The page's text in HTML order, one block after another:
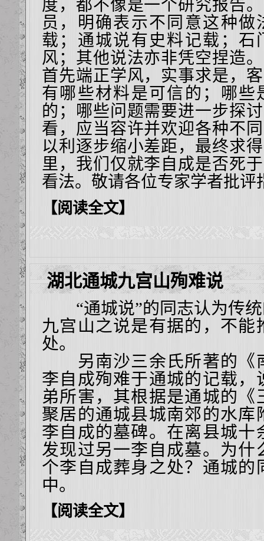
度，都不像是一个研究报告
员，明确表示不同意这种做
载；通城说有史料记载；石
风；其他说法亦非凭空捏造
首先端正学风，实事求是，
有哪些材料是可信的；哪些
的；哪些问题需要进一步探
看，应当容许并欢迎各种不
以利逐步缩小差距，最终求
里，我们仅就李自成是否死
看法。敬请各位专家学者批评
【阅读全文】
湖北通城九宫山殉难说
“通城说”的同志认为传统
九宫山之说是有据的，不能
处。
另南沙三余氏所著的《
李自成殉难于通城的记载，
弟所害，其根据是通城的《
聚居的通城县城南郊的水库
李自成的墓碑。在离县城十
发现过另一李自成墓。为什
个李自成葬身之处？通城的
中。
【阅读全文】